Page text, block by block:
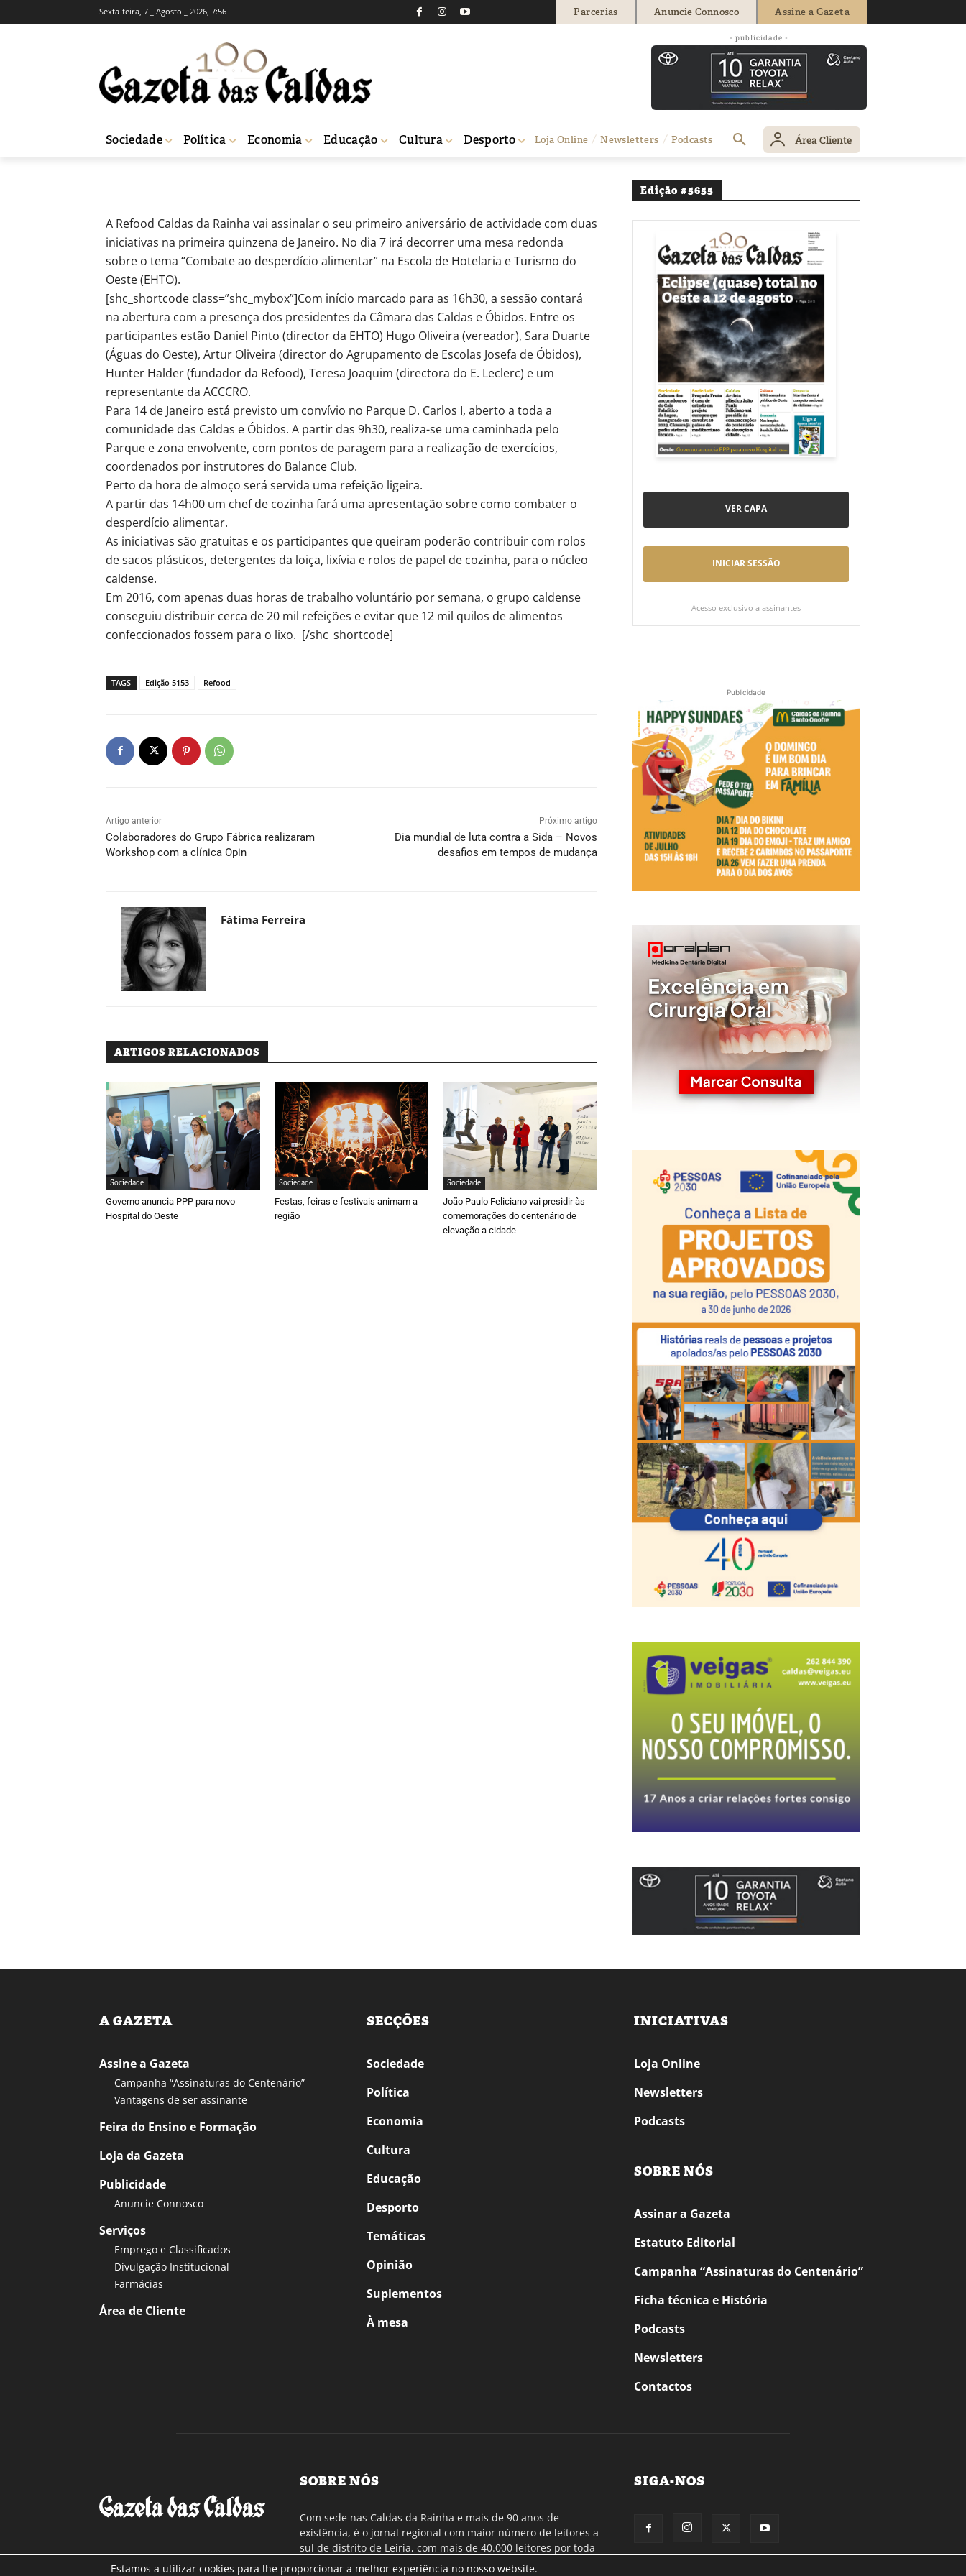
Sexta-feira, 7 _ Agosto _ 2026, 7:56 Parcerias Anuncie Connosco Assine a Gazeta
- publicidade -
Sociedade Política Economia Educação Cultura Desporto Loja Online Newsletters Podcasts Área Cliente
SOCIEDADE
Refood das Caldas apela ao combate ao desperdício
Fátima Ferreira - 22 de Dezembro, 2016
A Refood Caldas da Rainha vai assinalar o seu primeiro aniversário de actividade com duas
iniciativas na primeira quinzena de Janeiro. No dia 7 irá decorrer uma mesa redonda
sobre o tema “Combate ao desperdício alimentar” na Escola de Hotelaria e Turismo do
Oeste (EHTO).
[shc_shortcode class=”shc_mybox”]Com início marcado para as 16h30, a sessão contará
na abertura com a presença dos presidentes da Câmara das Caldas e Óbidos. Entre os
participantes estão Daniel Pinto (director da EHTO) Hugo Oliveira (vereador), Sara Duarte
(Águas do Oeste), Artur Oliveira (director do Agrupamento de Escolas Josefa de Óbidos),
Hunter Halder (fundador da Refood), Teresa Joaquim (directora do E. Leclerc) e um
representante da ACCCRO.
Para 14 de Janeiro está previsto um convívio no Parque D. Carlos I, aberto a toda a
comunidade das Caldas e Óbidos. A partir das 9h30, realiza-se uma caminhada pelo
Parque e zona envolvente, com pontos de paragem para a realização de exercícios,
coordenados por instrutores do Balance Club.
Perto da hora de almoço será servida uma refeição ligeira.
A partir das 14h00 um chef de cozinha fará uma apresentação sobre como combater o
desperdício alimentar.
As iniciativas são gratuitas e os participantes que queiram poderão contribuir com rolos
de sacos plásticos, detergentes da loiça, lixívia e rolos de papel de cozinha, para o núcleo
caldense.
Em 2016, com apenas duas horas de trabalho voluntário por semana, o grupo caldense
conseguiu distribuir cerca de 20 mil refeições e evitar que 12 mil quilos de alimentos
confeccionados fossem para o lixo. [/shc_shortcode]
TAGS Edição 5153 Refood
Artigo anterior
Colaboradores do Grupo Fábrica realizaram
Workshop com a clínica Opin
Próximo artigo
Dia mundial de luta contra a Sida – Novos
desafios em tempos de mudança
Fátima Ferreira
ARTIGOS RELACIONADOS
Sociedade
Governo anuncia PPP para novo
Hospital do Oeste
Sociedade
Festas, feiras e festivais animam a
região
Sociedade
João Paulo Feliciano vai presidir às
comemorações do centenário de
elevação a cidade
Edição #5655
VER CAPA
INICIAR SESSÃO
Acesso exclusivo a assinantes
Publicidade
A GAZETA
Assine a Gazeta
Campanha “Assinaturas do Centenário”
Vantagens de ser assinante
Feira do Ensino e Formação
Loja da Gazeta
Publicidade
Anuncie Connosco
Serviços
Emprego e Classificados
Divulgação Institucional
Farmácias
Área de Cliente
SECÇÕES
Sociedade
Política
Economia
Cultura
Educação
Desporto
Temáticas
Opinião
Suplementos
À mesa
INICIATIVAS
Loja Online
Newsletters
Podcasts
SOBRE NÓS
Assinar a Gazeta
Estatuto Editorial
Campanha “Assinaturas do Centenário”
Ficha técnica e História
Podcasts
Newsletters
Contactos
SOBRE NÓS
Com sede nas Caldas da Rainha e mais de 90 anos de
existência, é o jornal regional com maior número de leitores a
sul de distrito de Leiria, com mais de 40.000 leitores por toda
a região Oeste. Jornal com distribuição em Portugal
SIGA-NOS
Estamos a utilizar cookies para lhe proporcionar a melhor experiência no nosso website.